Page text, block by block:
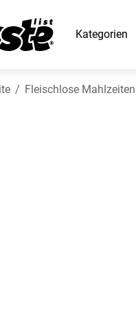
Kategorien
Fleischlose Mahlzeiten